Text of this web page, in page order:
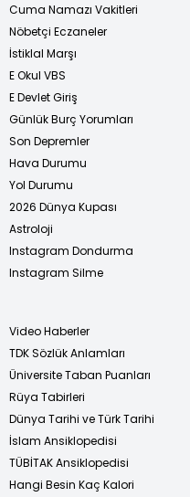
Cuma Namazı Vakitleri
Nöbetçi Eczaneler
İstiklal Marşı
E Okul VBS
E Devlet Giriş
Günlük Burç Yorumları
Son Depremler
Hava Durumu
Yol Durumu
2026 Dünya Kupası
Astroloji
Instagram Dondurma
Instagram Silme
Video Haberler
TDK Sözlük Anlamları
Üniversite Taban Puanları
Rüya Tabirleri
Dünya Tarihi ve Türk Tarihi
İslam Ansiklopedisi
TÜBİTAK Ansiklopedisi
Hangi Besin Kaç Kalori